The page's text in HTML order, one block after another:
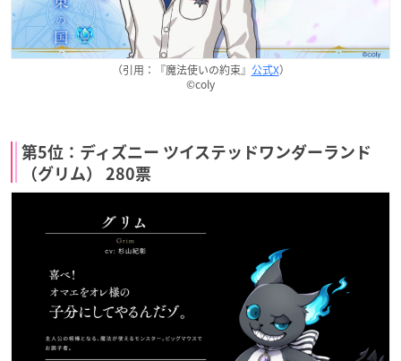
（引用：『魔法使いの約束』 公式X）
©coly
第5位：ディズニー ツイステッドワンダーランド
（グリム） 280票